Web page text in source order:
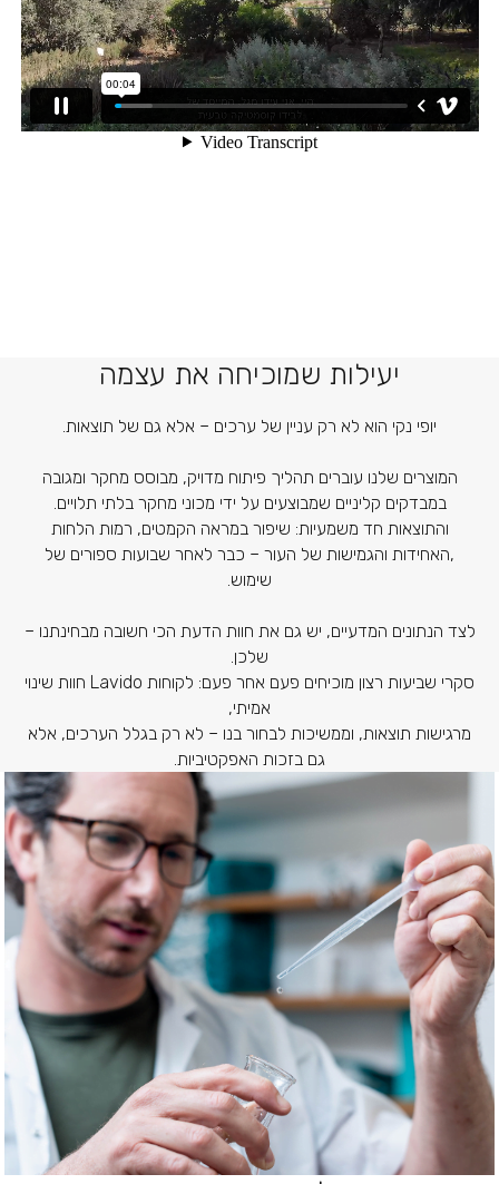
יעילות שמוכיחה את עצמה
יופי נקי הוא לא רק עניין של ערכים – אלא גם של תוצאות.
המוצרים שלנו עוברים תהליך פיתוח מדויק, מבוסס מחקר ומגובה
במבדקים קליניים שמבוצעים על ידי מכוני מחקר בלתי תלויים.
והתוצאות חד משמעיות: שיפור במראה הקמטים, רמות הלחות
,האחידות והגמישות של העור – כבר לאחר שבועות ספורים של
שימוש.
לצד הנתונים המדעיים, יש גם את חוות הדעת הכי חשובה מבחינתנו –
שלכן.
סקרי שביעות רצון מוכיחים פעם אחר פעם: לקוחות Lavido חוות שינוי
אמיתי,
מרגישות תוצאות, וממשיכות לבחור בנו – לא רק בגלל הערכים, אלא
גם בזכות האפקטיביות.